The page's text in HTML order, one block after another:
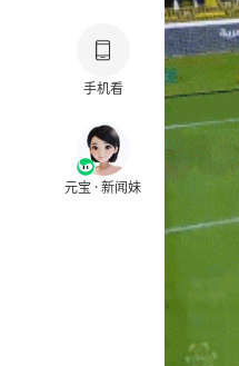
手机看
元宝 · 新闻妹